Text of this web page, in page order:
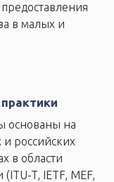
в малых и
основаны на
российских
в области
T, IETF, MEF,